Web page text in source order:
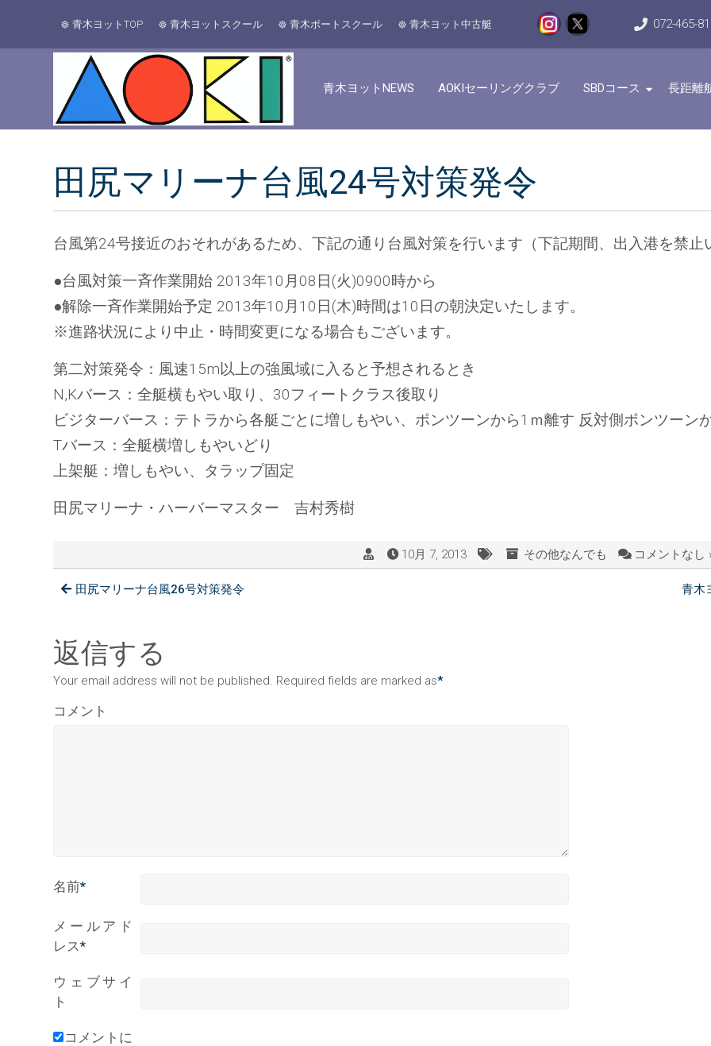
青木ヨットTOP 青木ヨットスクール 青木ボートスクール 青木ヨット中古艇 072-465-
青木ヨットNEWS AOKIセーリングクラブ SBDコース 長距離
田尻マリーナ台風24号対策発令
台風第24号接近のおそれがあるため、下記の通り台風対策を行います（下記期間、出入港を禁止
●台風対策一斉作業開始 2013年10月08日(火)0900時から
●解除一斉作業開始予定 2013年10月10日(木)時間は10日の朝決定いたします。
※進路状況により中止・時間変更になる場合もございます。
第二対策発令：風速15m以上の強風域に入ると予想されるとき
N,Kバース：全艇横もやい取り、30フィートクラス後取り
ビジターバース：テトラから各艇ごとに増しもやい、ポンツーンから1ｍ離す 反対側ポンツーン
Tバース：全艇横増しもやいどり
上架艇：増しもやい、タラップ固定
田尻マリーナ・ハーバーマスター 吉村秀樹
10月 7, 2013 その他なんでも コメントなし
田尻マリーナ台風26号対策発令 青木
返信する
Your email address will not be published. Required fields are marked as*
コメント
名前*
メールアド
レス*
ウェブサイ
ト
コメントに